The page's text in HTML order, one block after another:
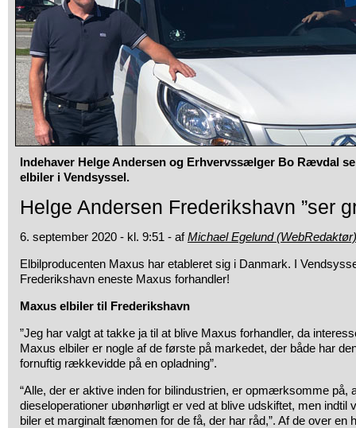
Indehaver Helge Andersen og Erhvervssælger Bo Rævdal
elbiler i Vendsyssel.
Helge Andersen Frederikshavn ”ser
6. september 2020 - kl. 9:51 - afMichael Egelund (WebRedaktør)
Elbilproducenten Maxus har etableret sig i Danmark. I
Frederikshavn eneste Maxus forhandler!
Maxus elbiler til Frederikshavn
”Jeg har valgt at takke ja til at blive Maxus forhandler, da
Maxus elbiler er nogle af de første på markedet, der både har
fornuftig rækkevidde på en opladning”.
“Alle, der er aktive inden for bilindustrien, er opmærksomme på,
dieseloperationer ubønhørligt er ved at blive udskiftet, men indtil
biler et marginalt fænomen for de få, der har råd,”. Af de over en